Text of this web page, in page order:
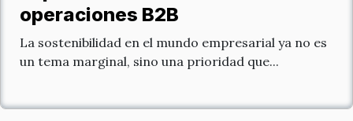
operaciones B2B
La sostenibilidad en el mundo empresarial ya no es
un tema marginal, sino una prioridad que...